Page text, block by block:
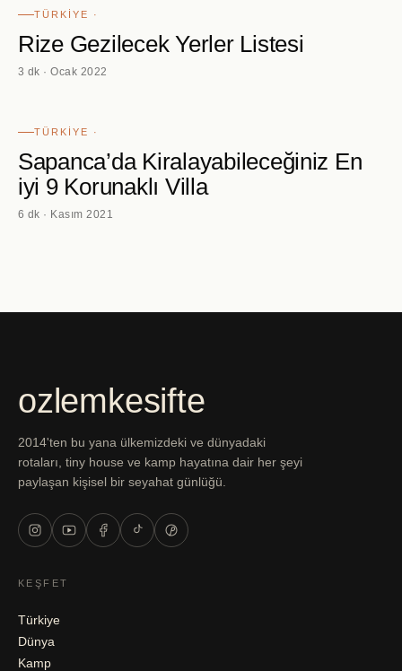
TÜRKIYE ·
Rize Gezilecek Yerler Listesi
3 dk · Ocak 2022
TÜRKIYE ·
Sapanca’da Kiralayabileceğiniz En
iyi 9 Korunaklı Villa
6 dk · Kasım 2021
ozlemkesifte
2014'ten bu yana ülkemizdeki ve dünyadaki
rotaları, tiny house ve kamp hayatına dair her şeyi
paylaşan kişisel bir seyahat günlüğü.
KEŞFET
Türkiye
Dünya
Kamp